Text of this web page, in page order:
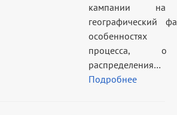
кампании на
географический
особенностях
процесса, о
распределения…
Подробнее